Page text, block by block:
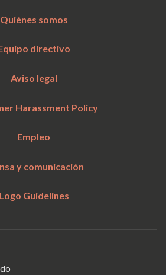
Quiénes somos
directivo
Aviso legal
Harassment Policy
Empleo
y comunicación
Logo Guidelines